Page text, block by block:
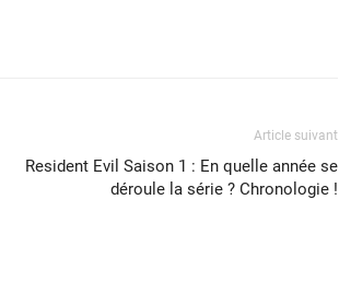
Article suivant
Resident Evil Saison 1 : En quelle année se
déroule la série ? Chronologie !